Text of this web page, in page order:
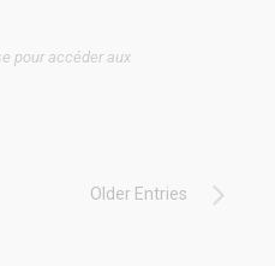
pour accéder aux
Older Entries